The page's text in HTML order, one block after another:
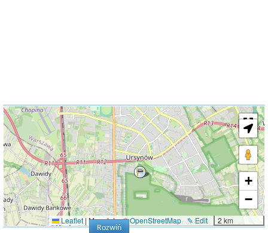
+
−
2 km
✎ Edit
Leaflet | Map data: ©OpenStreetMap
Rozwiń